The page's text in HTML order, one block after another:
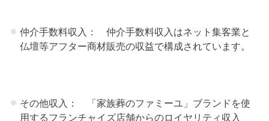
仲介手数料収入： 仲介手数料収入はネット集客業と
仏壇等アフター商材販売の収益で構成されています。
その他収入： 「家族葬のファミーユ」ブランドを使
用するフランチャイズ店舗からのロイヤリティ収入